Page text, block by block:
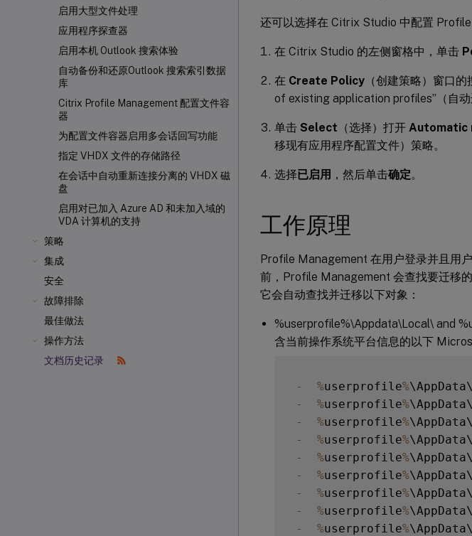
启用大型文件处理
应用程序探查器
启用本机 Outlook 搜索体验
自动备份和还原Outlook 搜索索引数据
库
Citrix Profile Management 配置文件容
器
为配置文件容器启用多会话回写功能
指定 VHDX 文件的存储路径
在会话中自动重新连接分离的 VHDX 磁
盘
启用对已加入 Azure AD 和未加入域的
VDA 计算机的支持
策略
集成
安全
故障排除
最佳做法
操作方法
文档历史记录
还可以选择在 Citrix Studio 中配置
在 Citrix Studio 的左侧窗格中，单击
在 Create Policy （创建策略）窗口
of existing application profiles”（自动
单击 Select （选择）打开 Automatic
移现有应用程序配置文件）策略。
选择已启用 ，然后单击确定。
工作原理
Profile Management 在用户登录并且用
前，Profile Management 会查找要迁移
它会自动查找并迁移以下对象：
%userprofile%\Appdata\Local\ and
含当前操作系统平台信息的以下
- %userprofile%
-
%userprofile%
-
%userprofile%
-
%userprofile%
-
%userprofile%
-
%userprofile%
-
%userprofile%
-
%userprofile%
-
%userprofile%